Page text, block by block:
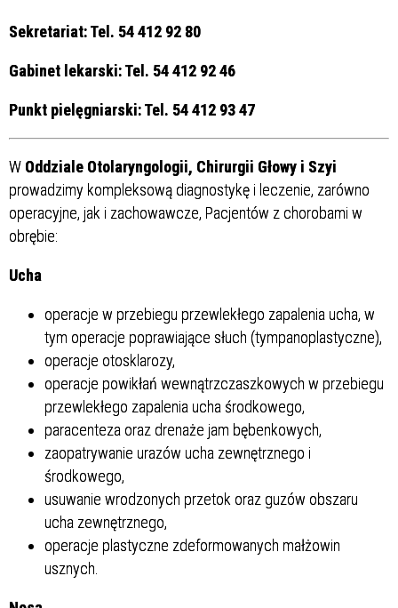
Sekretariat: Tel. 54 412 92 80
Gabinet lekarski: Tel. 54 412 92 46
Punkt pielęgniarski: Tel. 54 412 93 47
W Oddziale Otolaryngologii, Chirurgii Głowy i Szyi
prowadzimy kompleksową diagnostykę i leczenie, zarówno
operacyjne, jak i zachowawcze, Pacjentów z chorobami w
obrębie:
Ucha
operacje w przebiegu przewlekłego zapalenia ucha, w
tym operacje poprawiające słuch (tympanoplastyczne),
operacje otosklarozy,
operacje powikłań wewnątrzczaszkowych w przebiegu
przewlekłego zapalenia ucha środkowego,
paracenteza oraz drenaże jam bębenkowych,
zaopatrywanie urazów ucha zewnętrznego i
środkowego,
usuwanie wrodzonych przetok oraz guzów obszaru
ucha zewnętrznego,
operacje plastyczne zdeformowanych małżowin
usznych.